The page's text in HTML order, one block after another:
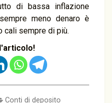
di bassa inflazione
meno denaro è
cali sempre di più.
Conti di deposito